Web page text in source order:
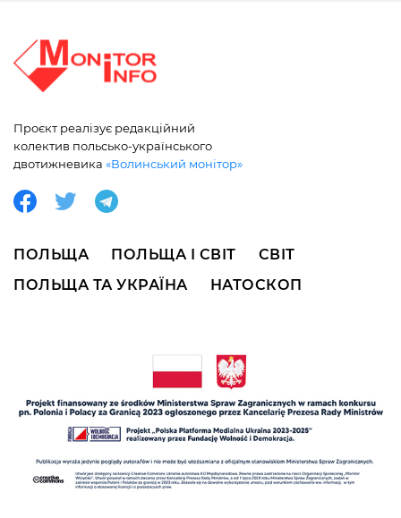
Проєкт реалізує редакційний
колектив польсько-українського
двотижневика «Волинський монітор»
ПОЛЬЩА ПОЛЬЩА І СВІТ
СВІТ
ПОЛЬЩА ТА УКРАЇНА
НАТОСКОП